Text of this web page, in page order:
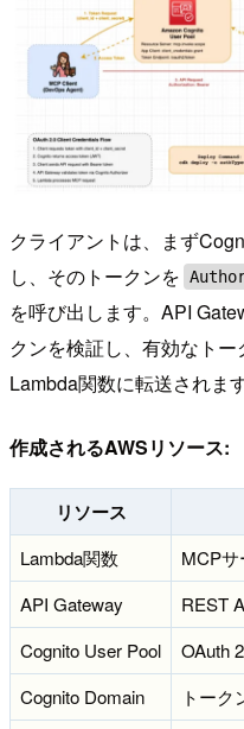
クライアントは、まず
し、そのトークンを
を呼び出します。API
クンを検証し、有効なト
Lambda関数に転送されます
作成されるAWSリソース:
リソース
Lambda関数
MCPサ
API Gateway
REST
Cognito User Pool
OAuth
Cognito Domain
トーク